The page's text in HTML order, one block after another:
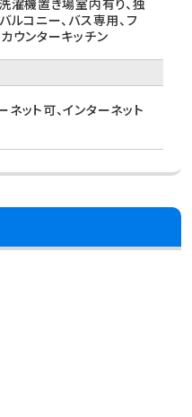
濯機置き場室内有り、独
ルコニー、バス専用、フ
カウンターキッチン
ット可、インターネット